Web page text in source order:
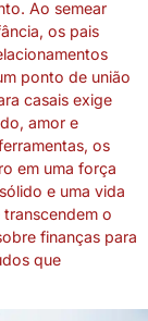
Ao semear
os pais
ponto de união
casais exige
amor e
os
em uma força
e uma vida
o
finanças para
que